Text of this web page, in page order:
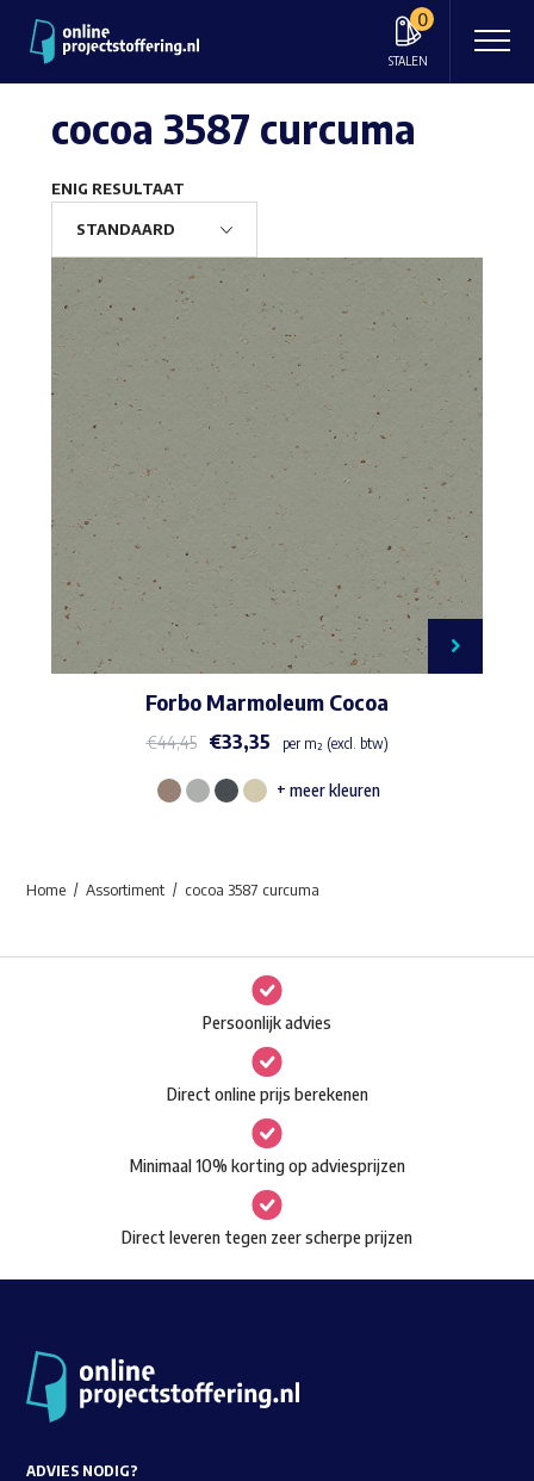
0
STALEN
Waar ben je naar op zoek?
cocoa 3587 curcuma
ENIG RESULTAAT
Forbo Marmoleum Cocoa
€44,45 €33,35 per m² (excl. btw)
Deze
optie
kan
gekozen
worden
op
de
productpagina
+ meer kleuren
Home Assortiment cocoa 3587 curcuma
Persoonlijk advies
Direct online prijs berekenen
Minimaal 10% korting op adviesprijzen
Direct leveren tegen zeer scherpe prijzen
ADVIES NODIG?